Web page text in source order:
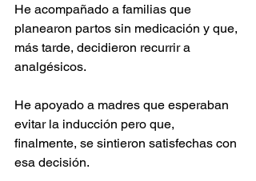
He acompañado a familias que
planearon partos sin medicación y que,
más tarde, decidieron recurrir a
analgésicos.
He apoyado a madres que esperaban
evitar la inducción pero que,
finalmente, se sintieron satisfechas con
esa decisión.